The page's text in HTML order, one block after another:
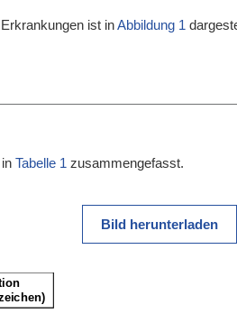
ist inAbbildung 1
Tabelle 1 zusammengefasst.
Bild herunterladen
Symptome einer ZNS-Infektion
(z. B. Parese, Fieber, Meningitiszeichen)